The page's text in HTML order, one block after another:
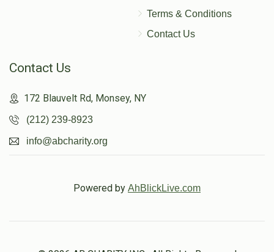
Terms & Conditions
Contact Us
Contact Us
172 Blauvelt Rd, Monsey, NY
(212) 239-8923
info@abcharity.org
Powered by AhBlickLive.com